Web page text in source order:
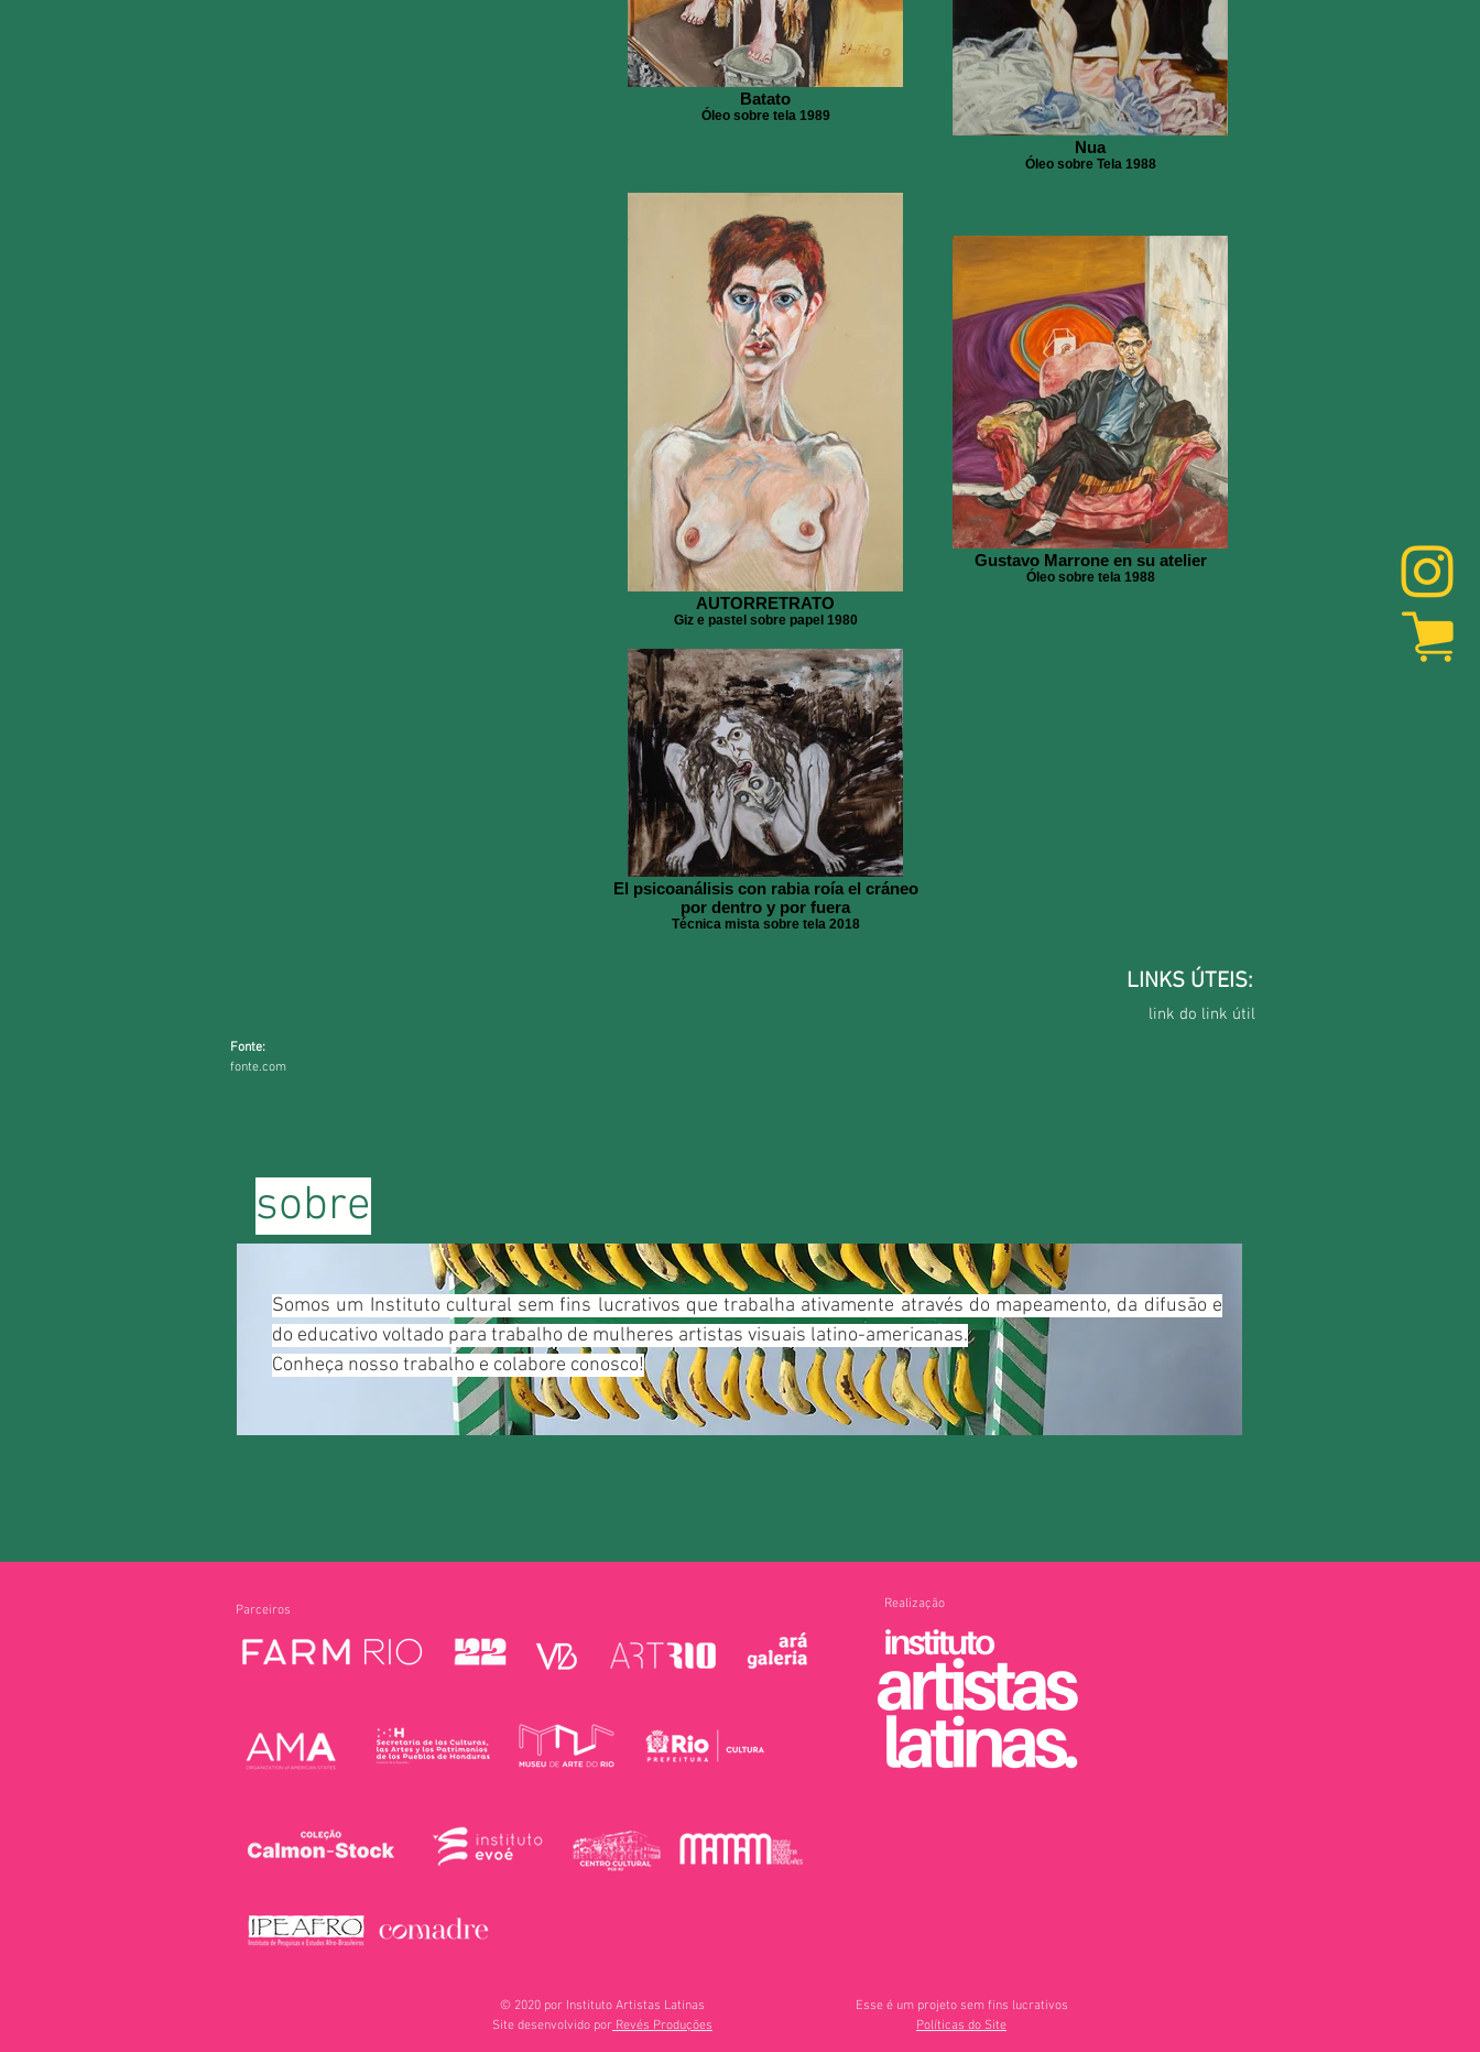
Batato
Óleo sobre tela 1989
Nua
Óleo sobre Tela 1988
AUTORRETRATO
Giz e pastel sobre papel 1980
Gustavo Marrone en su atelier
Óleo sobre tela 1988
El psicoanálisis con rabia roía el cráneo
por dentro y por fuera
Técnica mista sobre tela 2018
LINKS ÚTEIS:
link do link útil
Fonte:
fonte.com
sobre
Somos um Instituto cultural sem fins lucrativos que trabalha ativamente através do mapeamento, da difusão e
do educativo voltado para trabalho de mulheres artistas visuais latino-americanas.
Conheça nosso trabalho e colabore conosco!
Parceiros Realização
© 2020 por Instituto Artistas Latinas
Site desenvolvido por Revés Produções
Esse é um projeto sem fins lucrativos
Políticas do Site